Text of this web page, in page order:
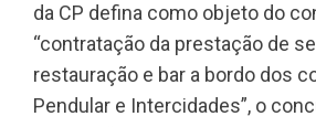
da CP defina como objeto do
“contratação da prestação de
restauração e bar a bordo dos
Pendular e Intercidades”, o